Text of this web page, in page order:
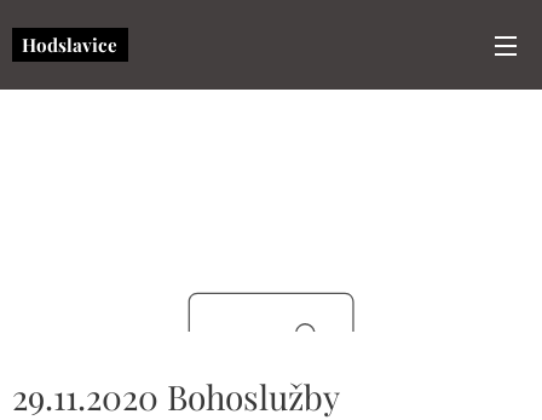
Hodslavice
29.11.2020 Bohoslužby